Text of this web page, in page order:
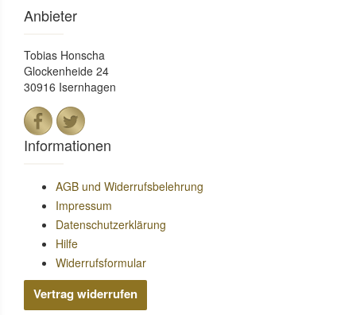
Anbieter
Tobias Honscha
Glockenheide 24
30916 Isernhagen
Informationen
AGB und Widerrufsbelehrung
Impressum
Datenschutzerklärung
Hilfe
Widerrufsformular
Vertrag widerrufen